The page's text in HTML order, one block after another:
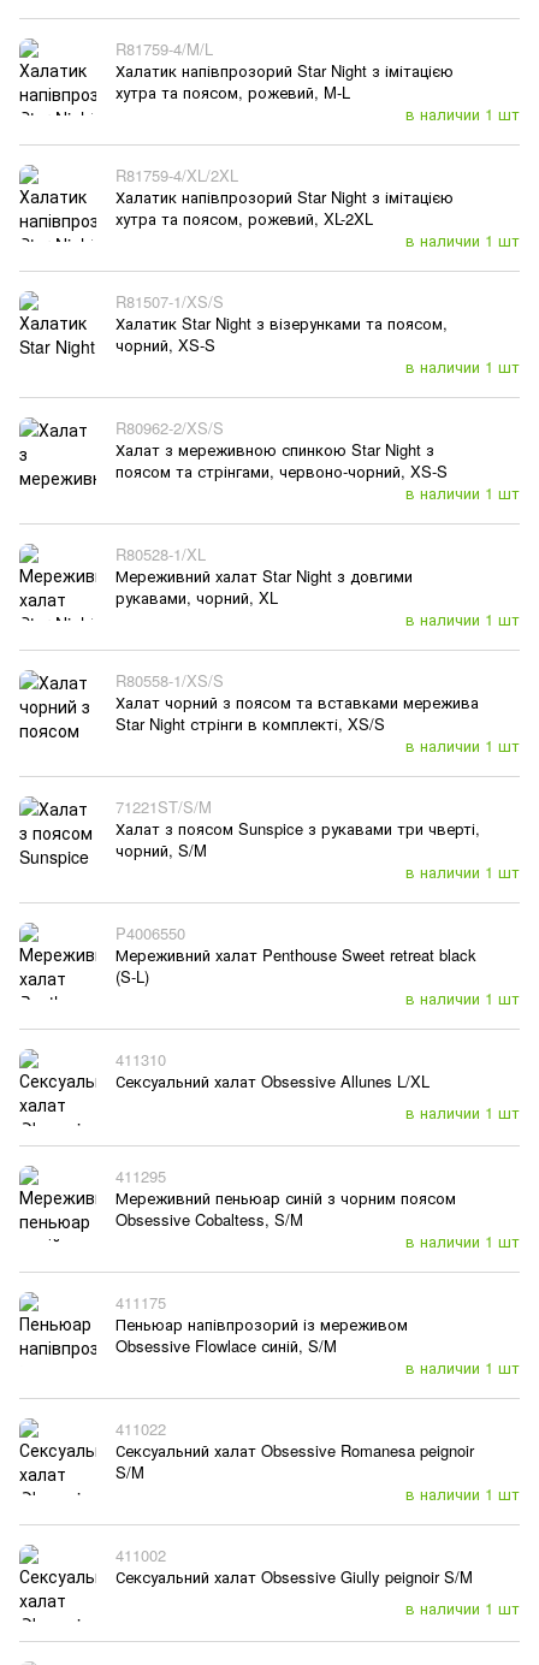
R81759-4/M/L
Халатик напівпрозорий Star Night з імітацією
хутра та поясом, рожевий, M-L
в наличии 1 шт
R81759-4/XL/2XL
Халатик напівпрозорий Star Night з імітацією
хутра та поясом, рожевий, XL-2XL
в наличии 1 шт
R81507-1/XS/S
Халатик Star Night з візерунками та поясом,
чорний, XS-S
в наличии 1 шт
R80962-2/XS/S
Халат з мереживною спинкою Star Night з
поясом та стрінгами, червоно-чорний, XS-S
в наличии 1 шт
R80528-1/XL
Мереживний халат Star Night з довгими
рукавами, чорний, XL
в наличии 1 шт
R80558-1/XS/S
Халат чорний з поясом та вставками мережива
Star Night стрінги в комплекті, XS/S
в наличии 1 шт
71221ST/S/M
Халат з поясом Sunspice з рукавами три чверті,
чорний, S/M
в наличии 1 шт
P4006550
Мереживний халат Penthouse Sweet retreat black
(S-L)
в наличии 1 шт
411310
Сексуальний халат Obsessive Allunes L/XL
в наличии 1 шт
411295
Мереживний пеньюар синій з чорним поясом
Obsessive Cobaltess, S/M
в наличии 1 шт
411175
Пеньюар напівпрозорий із мереживом
Obsessive Flowlace синій, S/M
в наличии 1 шт
411022
Сексуальний халат Obsessive Romanesa peignoir
S/M
в наличии 1 шт
411002
Сексуальний халат Obsessive Giully peignoir S/M
в наличии 1 шт